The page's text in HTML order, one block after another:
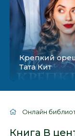
Крепкий
Тата Кит
Онлайн
Книга В